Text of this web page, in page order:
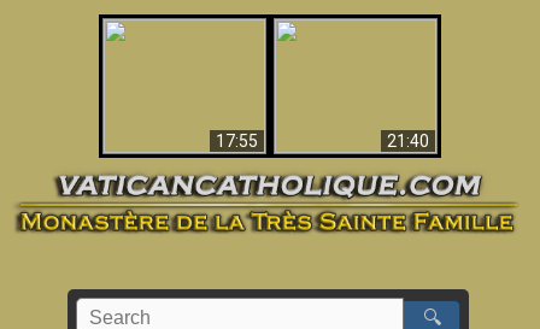
17:55
21:40
🔍